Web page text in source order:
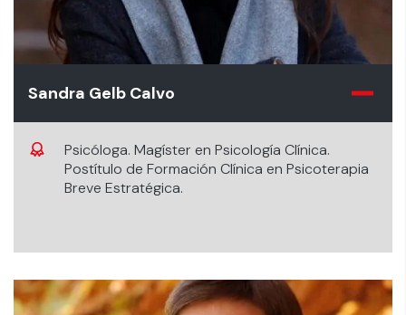
Sandra Gelb Calvo
Psicóloga. Magíster en Psicología Clínica.
Postítulo de Formación Clínica en Psicoterapia
Breve Estratégica.